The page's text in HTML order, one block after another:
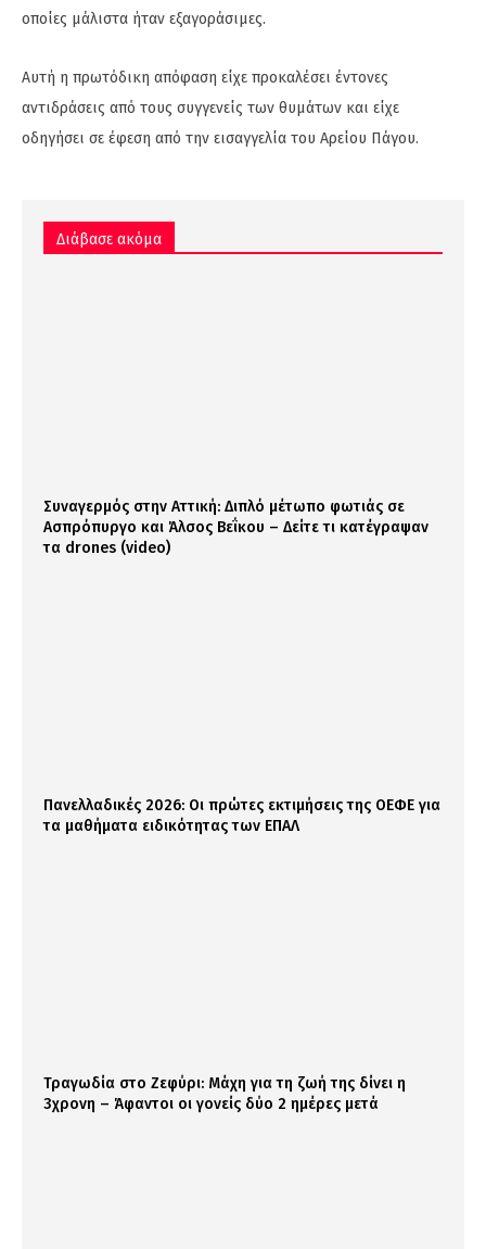
οποίες μάλιστα ήταν εξαγοράσιμες.
Αυτή η πρωτόδικη απόφαση είχε προκαλέσει έντονες
αντιδράσεις από τους συγγενείς των θυμάτων και είχε
οδηγήσει σε έφεση από την εισαγγελία του Αρείου Πάγου.
Διάβασε ακόμα
Συναγερμός στην Αττική: Διπλό μέτωπο φωτιάς σε
Ασπρόπυργο και Άλσος Βεΐκου – Δείτε τι κατέγραψαν
τα drones (video)
Πανελλαδικές 2026: Οι πρώτες εκτιμήσεις της ΟΕΦΕ για
τα μαθήματα ειδικότητας των ΕΠΑΛ
Τραγωδία στο Ζεφύρι: Μάχη για τη ζωή της δίνει η
3χρονη – Άφαντοι οι γονείς δύο 2 ημέρες μετά